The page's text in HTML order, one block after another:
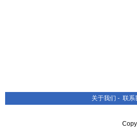
关于我们 - 联系